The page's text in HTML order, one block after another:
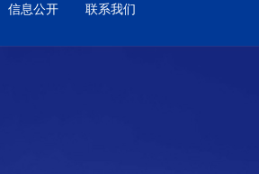
信息公开 联系我们